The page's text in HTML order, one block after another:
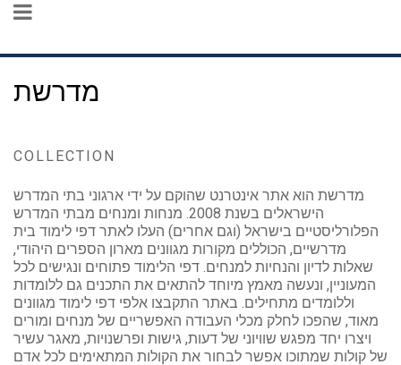
מדרשת
COLLECTION
מדרשת הוא אתר אינטרנט שהוקם על ידי ארגוני בתי המדרש
הישראלים בשנת 2008. מנחות ומנחים מבתי המדרש
הפלורליסטיים בישראל (וגם אחרים) העלו לאתר דפי לימוד בית
מדרשיים, הכוללים מקורות מגוונים מארון הספרים היהודי,
שאלות לדיון והנחיות למנחים. דפי הלימוד פתוחים ונגישים לכל
המעוניין, ונעשה מאמץ מיוחד להתאים את התכנים גם ללומדות
וללומדים מתחילים. באתר התקבצו אלפי דפי לימוד מגוונים
מאוד, שהפכו לחלק מכלי העבודה האפשריים של מנחים ומורים
ויצרו יחד מפגש שוויוני של דעות, גישות ופרשנויות, מאגר עשיר
של קולות שמתוכו אפשר לבחור את הקולות המתאימים לכל אדם